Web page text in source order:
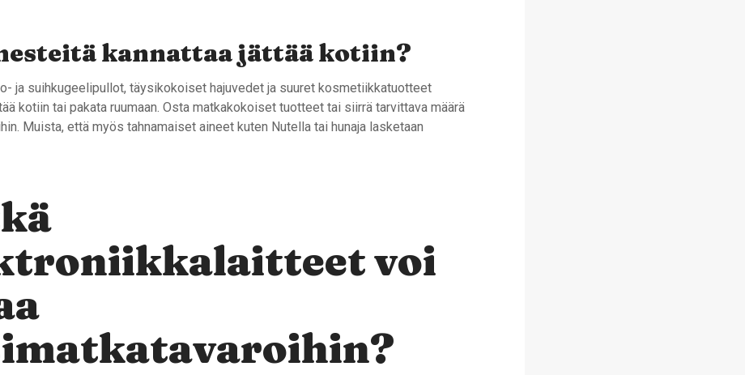
kannattaa jättää kotiin?
ja suihkugeelipullot, täysikokoiset hajuvedet ja suuret kosmetiikkatuotteet
kotiin tai pakata ruumaan. Osta matkakokoiset tuotteet tai siirrä tarvittava määrä
Muista, että myös tahnamaiset aineet kuten Nutella tai hunaja lasketaan
voi